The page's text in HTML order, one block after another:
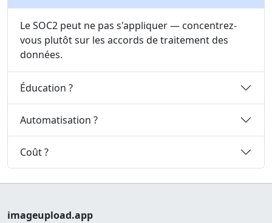
Le SOC2 peut ne pas s'appliquer — concentrez-
vous plutôt sur les accords de traitement des
données.
Éducation ?
Automatisation ?
Coût ?
imageupload.app